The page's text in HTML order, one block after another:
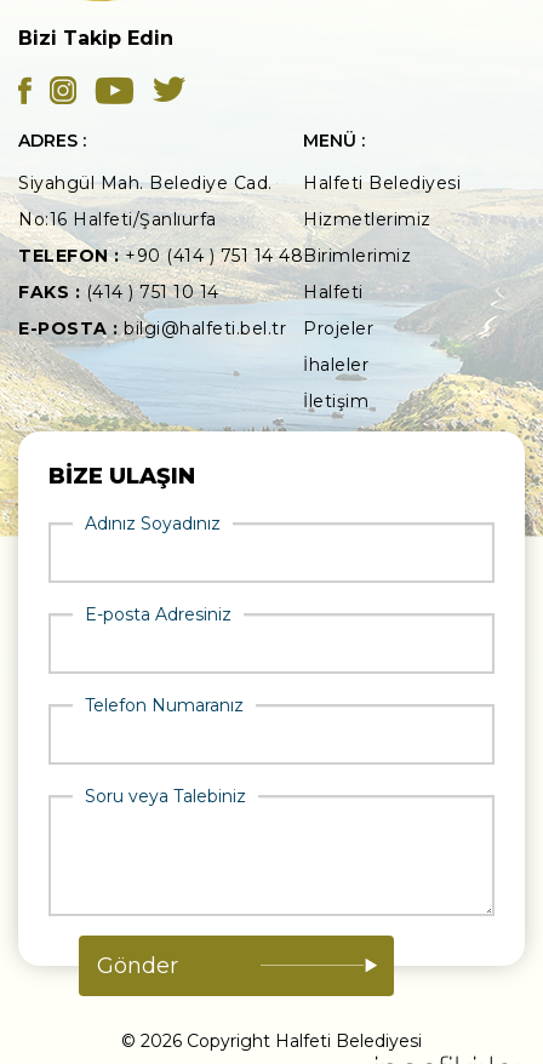
Bizi Takip Edin
ADRES :
Siyahgül Mah. Belediye Cad.
No:16 Halfeti/Şanlıurfa
TELEFON :+90 (414 ) 751 14 48
FAKS :(414 ) 751 10 14
E-POSTA :bilgi@halfeti.bel.tr
MENÜ :
Halfeti Belediyesi
Hizmetlerimiz
Birimlerimiz
Halfeti
Projeler
İhaleler
İletişim
BİZE ULAŞIN
Adınız Soyadınız
E-posta Adresiniz
Telefon Numaranız
Soru veya Talebiniz
© 2026 Copyright Halfeti Belediyesi